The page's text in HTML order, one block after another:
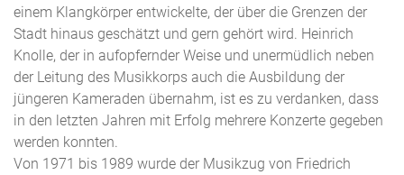
einem Klangkörper entwickelte, der über die Grenzen der
Stadt hinaus geschätzt und gern gehört wird. Heinrich
Knolle, der in aufopfernder Weise und unermüdlich neben
der Leitung des Musikkorps auch die Ausbildung der
jüngeren Kameraden übernahm, ist es zu verdanken, dass
in den letzten Jahren mit Erfolg mehrere Konzerte gegeben
werden konnten.
Von 1971 bis 1989 wurde der Musikzug von Friedrich